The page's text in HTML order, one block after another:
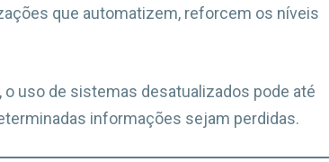
que automatizem, reforcem os níveis
uso de sistemas desatualizados pode até
informações sejam perdidas.